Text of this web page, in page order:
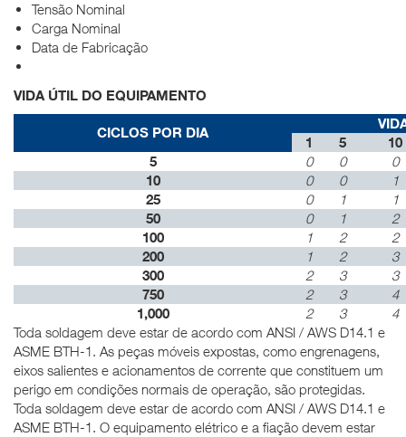
Tensão Nominal
Carga Nominal
Data de Fabricação
VIDA ÚTIL DO EQUIPAMENTO
CICLOS POR DIA
1
5
10
5
0 0
0
10
0 0
1
25
0 1
1
50
0 1
2
100
1 2
2
200
1 2
3
300
2 3
3
750
2 3
4
1,000
2 3
4
Toda soldagem deve estar de acordo com ANSI / AWS D14.1 e
ASME BTH-1. As peças móveis expostas, como engrenagens,
eixos salientes e acionamentos de corrente que constituem um
perigo em condições normais de operação, são protegidas.
Toda soldagem deve estar de acordo com ANSI / AWS D14.1 e
ASME BTH-1. O equipamento elétrico e a fiação devem estar